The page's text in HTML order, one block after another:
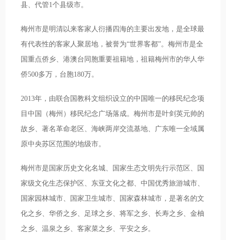
县、代管1个县级市。
梅州市是明清以来客家人衍播四海的主要出发地，是全球最
有代表性的客家人聚居地，被誉为“世界客都”。梅州市是全
国重点侨乡、港澳台同胞重要祖籍地，祖籍梅州市的华人华
侨500多万，台胞180万。
2013年，由联合国教科文组织设立的中国唯一的移民纪念项
目中国（梅州）移民纪念广场落成。梅州市是叶剑英元帅的
故乡、著名革命老区、海峡两岸交流基地、广东唯一全域属
原中央苏区范围的地级市。
梅州市是国家历史文化名城、国家生态文明先行示范区、国
家级文化生态保护区、东亚文化之都、中国优秀旅游城市、
国家园林城市、国家卫生城市、国家森林城市，是著名的文
化之乡、华侨之乡、足球之乡、将军之乡、长寿之乡、金柚
之乡、温泉之乡、客家菜之乡、平安之乡。